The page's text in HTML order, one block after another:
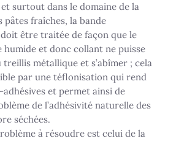
surtout dans le domaine de la
fraîches, la bande
être traitée de façon que le
et donc collant ne puisse
treillis métallique et s’abîmer ; cela
par une téflonisation qui rend
et permet ainsi de
de l’adhésivité naturelle des
séchées.
à résoudre est celui de la